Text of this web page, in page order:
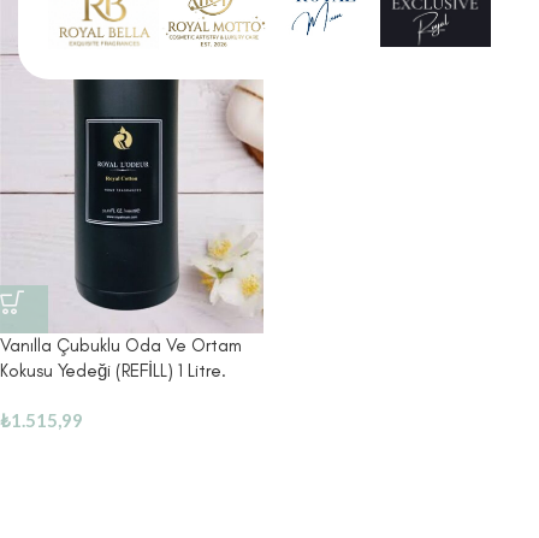
Vanılla Çubuklu Oda Ve Ortam
Kokusu Yedeği (REFİLL) 1 Litre.
₺1.515,99